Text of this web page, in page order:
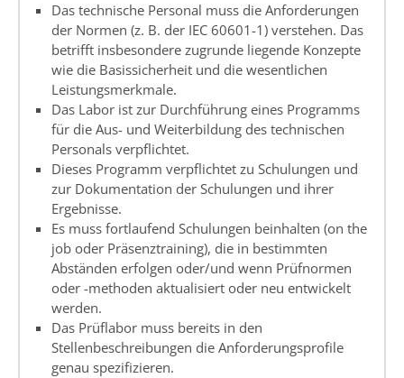
Das technische Personal muss die Anforderungen
der Normen (z. B. der IEC 60601-1) verstehen. Das
betrifft insbesondere zugrunde liegende Konzepte
wie die Basissicherheit und die wesentlichen
Leistungsmerkmale.
Das Labor ist zur Durchführung eines Programms
für die Aus- und Weiterbildung des technischen
Personals verpflichtet.
Dieses Programm verpflichtet zu Schulungen und
zur Dokumentation der Schulungen und ihrer
Ergebnisse.
Es muss fortlaufend Schulungen beinhalten (on the
job oder Präsenztraining), die in bestimmten
Abständen erfolgen oder/und wenn Prüfnormen
oder -methoden aktualisiert oder neu entwickelt
werden.
Das Prüflabor muss bereits in den
Stellenbeschreibungen die Anforderungsprofile
genau spezifizieren.